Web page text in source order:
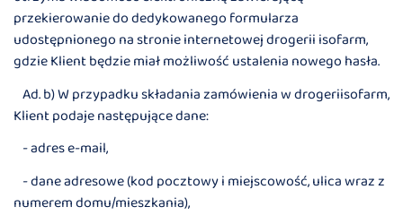
przekierowanie do dedykowanego formularza
udostępnionego na stronie internetowej drogerii isofarm,
gdzie Klient będzie miał możliwość ustalenia nowego hasła.
Ad. b) W przypadku składania zamówienia w drogeriisofarm,
Klient podaje następujące dane:
- adres e-mail,
- dane adresowe (kod pocztowy i miejscowość, ulica wraz z
numerem domu/mieszkania),